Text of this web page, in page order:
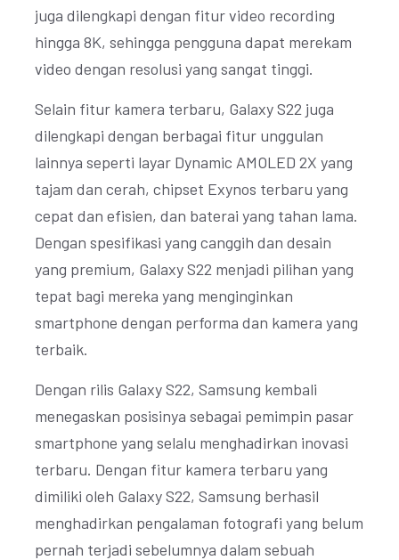
juga dilengkapi dengan fitur video recording
hingga 8K, sehingga pengguna dapat merekam
video dengan resolusi yang sangat tinggi.
Selain fitur kamera terbaru, Galaxy S22 juga
dilengkapi dengan berbagai fitur unggulan
lainnya seperti layar Dynamic AMOLED 2X yang
tajam dan cerah, chipset Exynos terbaru yang
cepat dan efisien, dan baterai yang tahan lama.
Dengan spesifikasi yang canggih dan desain
yang premium, Galaxy S22 menjadi pilihan yang
tepat bagi mereka yang menginginkan
smartphone dengan performa dan kamera yang
terbaik.
Dengan rilis Galaxy S22, Samsung kembali
menegaskan posisinya sebagai pemimpin pasar
smartphone yang selalu menghadirkan inovasi
terbaru. Dengan fitur kamera terbaru yang
dimiliki oleh Galaxy S22, Samsung berhasil
menghadirkan pengalaman fotografi yang belum
pernah terjadi sebelumnya dalam sebuah